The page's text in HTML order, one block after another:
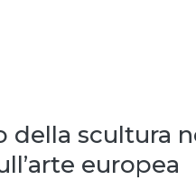
della scultura
europea